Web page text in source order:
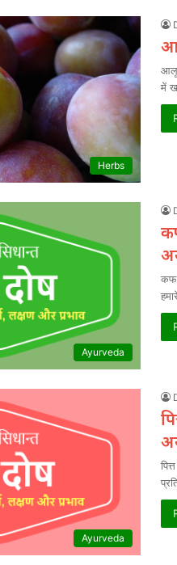
Herbs
आलू
में
Ayurveda
कफ
Ayurveda